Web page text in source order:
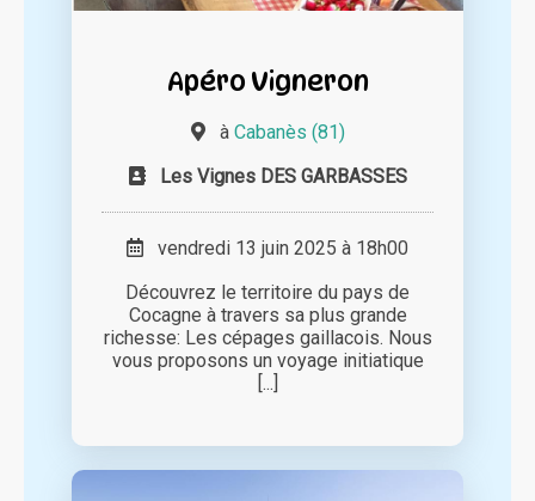
Apéro Vigneron
à Cabanès (81)
Les Vignes DES GARBASSES
vendredi 13 juin 2025 à 18h00
Découvrez le territoire du pays de
Cocagne à travers sa plus grande
richesse: Les cépages gaillacois. Nous
vous proposons un voyage initiatique
[...]